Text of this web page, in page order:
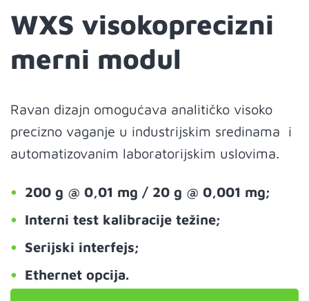
WXS visokoprecizni
merni modul
Ravan dizajn omogućava analitičko visoko
precizno vaganje u industrijskim sredinama i
automatizovanim laboratorijskim uslovima.
200 g @ 0,01 mg / 20 g @ 0,001 mg;
Interni test kalibracije težine;
Serijski interfejs;
Ethernet opcija.